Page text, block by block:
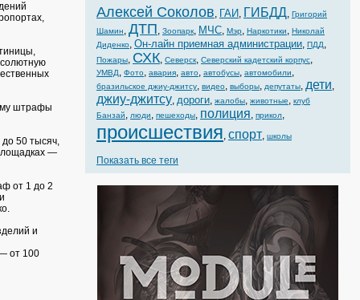
штрафы
50 тысяч,
—
от 1 до 2
и
от 100
Алексей Соколов, ГАИ, ГИБДД, Григорий
Шамин, ДТП, Зоопарк, МЧС, Мэр, Наркотики, Николай
Диденко, Он-лайн приемная администрации, ПДД,
Пожары, СХК, Северск, Северский кадетский корпус,
УМВД, Фото, авария, авто, автобусы, автомобили,
бразильское джиу-джитсу, видео, выборы, депутаты, дети,
джиу-джитсу, дороги, жалобы, животные, клуб
Банзай, люди, пешеходы, полиция, прикол,
происшествия, спорт, школы
Показать все теги